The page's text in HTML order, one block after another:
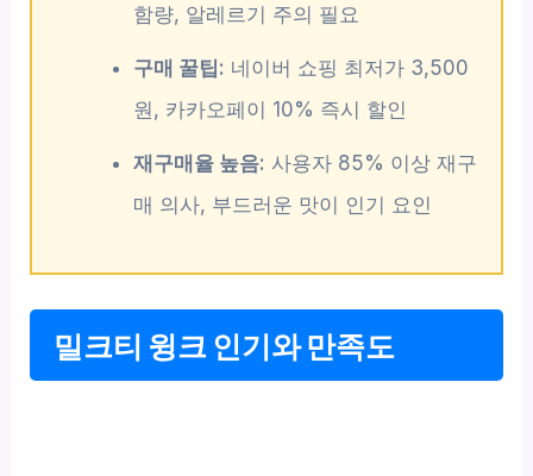
함량, 알레르기 주의 필요
구매 꿀팁: 네이버 쇼핑 최저가 3,500
원, 카카오페이 10% 즉시 할인
재구매율 높음: 사용자 85% 이상 재구
매 의사, 부드러운 맛이 인기 요인
밀크티 윙크 인기와 만족도